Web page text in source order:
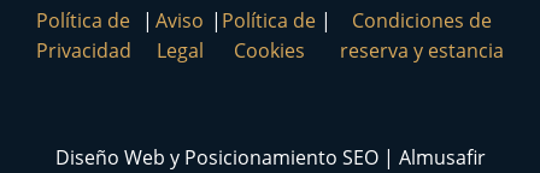
Política de
Privacidad
| Aviso
Legal
| Política de
Cookies
|
Condiciones de
reserva y estancia
Diseño Web y Posicionamiento SEO | Almusafir